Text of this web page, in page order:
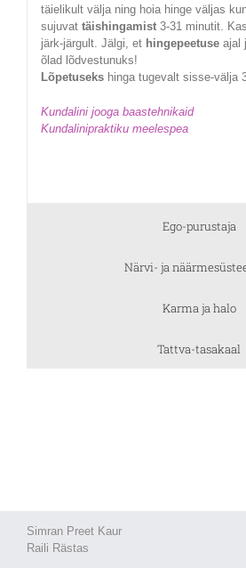
täielikult välja ning hoia hinge väljas
sujuvat täishingamist3-31 minutit.
järk-järgult. Jälgi, et hingepeetuseajal
õlad lõdvestunuks!
Lõpetusekshinga tugevalt sisse-välja
Kundalini jooga baastehnikaid
Kundalinipraktiku meelespea
Ego-purustaja
Närvi- ja
Karma ja halo
Tattva-tasakaal
Simran Preet Kaur
Raili Rästas